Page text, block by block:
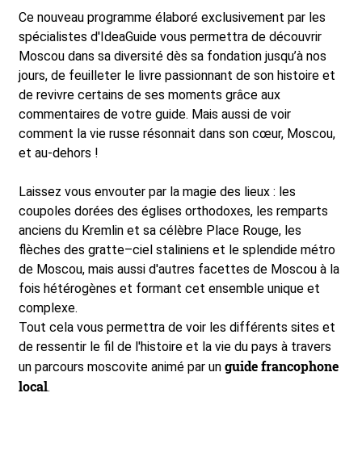
Ce nouveau programme élaboré exclusivement par les
spécialistes d'IdeaGuide vous permettra de découvrir
Moscou dans sa diversité dès sa fondation jusqu’à nos
jours, de feuilleter le livre passionnant de son histoire et
de revivre certains de ses moments grâce aux
commentaires de votre guide. Mais aussi de voir
comment la vie russe résonnait dans son cœur, Moscou,
et au-dehors !
Laissez vous envouter par la magie des lieux : les
coupoles dorées des églises orthodoxes, les remparts
anciens du Kremlin et sa célèbre Place Rouge, les
flèches des gratte–ciel staliniens et le splendide métro
de Moscou, mais aussi d'autres facettes de Moscou à la
fois hétérogènes et formant cet ensemble unique et
complexe.
Tout cela vous permettra de voir les différents sites et
de ressentir le fil de l'histoire et la vie du pays à travers
un parcours moscovite animé par un guide francophone
local.